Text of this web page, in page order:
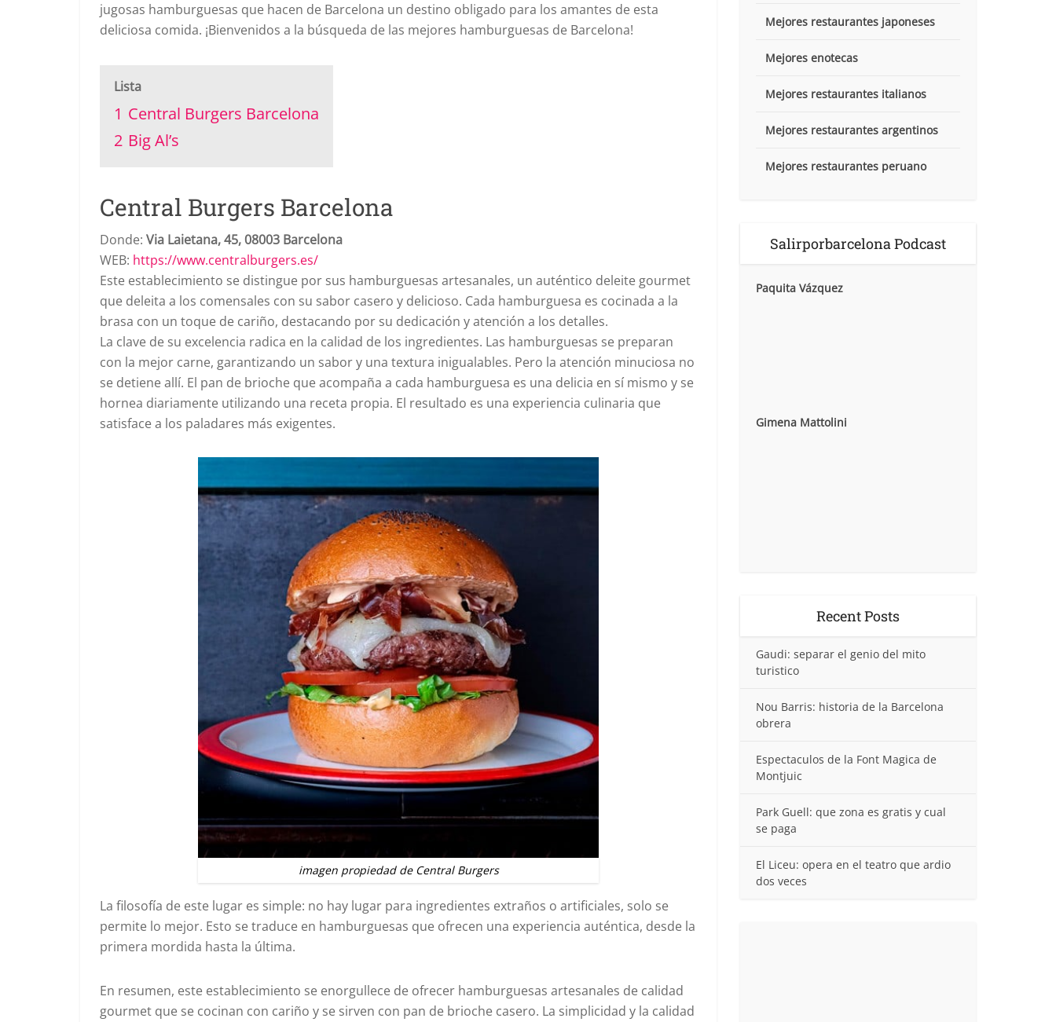
jugosas hamburguesas que hacen de Barcelona un destino obligado para los amantes de esta
deliciosa comida. ¡Bienvenidos a la búsqueda de las mejores hamburguesas de Barcelona!
Lista
1 Central Burgers Barcelona
2 Big Al’s
Central Burgers Barcelona
Donde: Via Laietana, 45, 08003 Barcelona
WEB: https://www.centralburgers.es/
Este establecimiento se distingue por sus hamburguesas artesanales, un auténtico deleite gourmet
que deleita a los comensales con su sabor casero y delicioso. Cada hamburguesa es cocinada a la
brasa con un toque de cariño, destacando por su dedicación y atención a los detalles.
La clave de su excelencia radica en la calidad de los ingredientes. Las hamburguesas se preparan
con la mejor carne, garantizando un sabor y una textura inigualables. Pero la atención minuciosa no
se detiene allí. El pan de brioche que acompaña a cada hamburguesa es una delicia en sí mismo y se
hornea diariamente utilizando una receta propia. El resultado es una experiencia culinaria que
satisface a los paladares más exigentes.
imagen propiedad de Central Burgers
La filosofía de este lugar es simple: no hay lugar para ingredientes extraños o artificiales, solo se
permite lo mejor. Esto se traduce en hamburguesas que ofrecen una experiencia auténtica, desde la
primera mordida hasta la última.
En resumen, este establecimiento se enorgullece de ofrecer hamburguesas artesanales de calidad
gourmet que se cocinan con cariño y se sirven con pan de brioche casero. La simplicidad y la calidad
Mejores restaurantes japoneses
Mejores enotecas
Mejores restaurantes italianos
Mejores restaurantes argentinos
Mejores restaurantes peruano
Salirporbarcelona Podcast
Paquita Vázquez
Gimena Mattolini
Recent Posts
Gaudi: separar el genio del mito
turistico
Nou Barris: historia de la Barcelona
obrera
Espectaculos de la Font Magica de
Montjuic
Park Guell: que zona es gratis y cual
se paga
El Liceu: opera en el teatro que ardio
dos veces